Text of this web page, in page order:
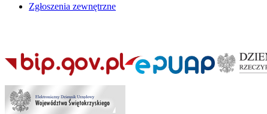
Zgłoszenia zewnętrzne